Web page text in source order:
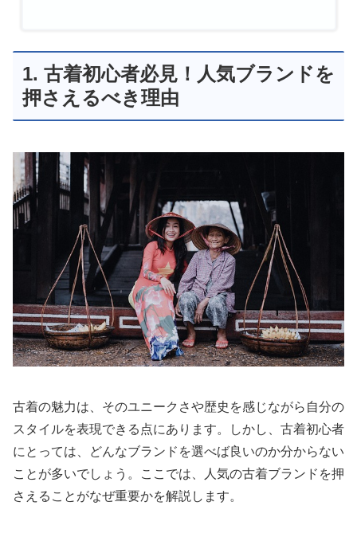
1. 古着初心者必見！人気ブランドを
押さえるべき理由
古着の魅力は、そのユニークさや歴史を感じながら自分の
スタイルを表現できる点にあります。しかし、古着初心者
にとっては、どんなブランドを選べば良いのか分からない
ことが多いでしょう。ここでは、人気の古着ブランドを押
さえることがなぜ重要かを解説します。